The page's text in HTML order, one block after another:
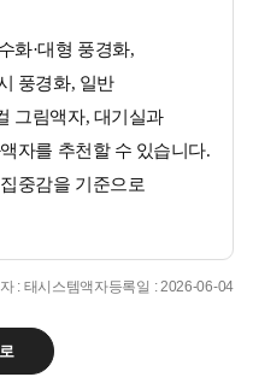
화·대형 풍경화,
풍경화, 일반
그림액자, 대기실과
자를 추천할 수 있습니다.
중감을 기준으로
: 태시스템액자등록일 : 2026-06-04